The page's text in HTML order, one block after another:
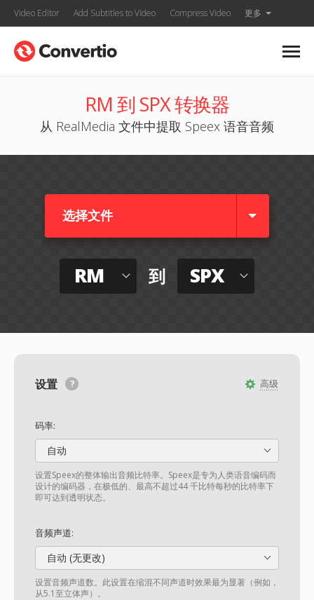
Video Editor Add Subtitles to Video Compress Video 更多
RM 到 SPX 转换器
从 RealMedia 文件中提取 Speex 语音音频
选择文件
RM 到 SPX
高级
设置
码率:
自动
设置Speex的整体输出音频比特率。Speex是专为人类语音编码而
设计的编码器，在极低的、最高不超过44 千比特每秒的比特率下
即可达到透明状态。
音频声道:
自动 (无更改)
设置音频声道数。此设置在缩混不同声道时效果最为显著（例如，
从5.1至立体声）。